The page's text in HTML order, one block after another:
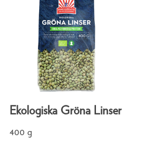
Ekologiska Gröna Linser
400 g